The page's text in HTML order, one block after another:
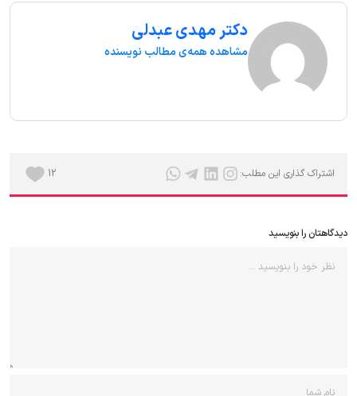
دکتر مهدی عبدلی
مشاهده همه‌ی مطالب نویسنده
اشتراک گذاری این مطلب: 12
دیدگاهتان را بنویسید